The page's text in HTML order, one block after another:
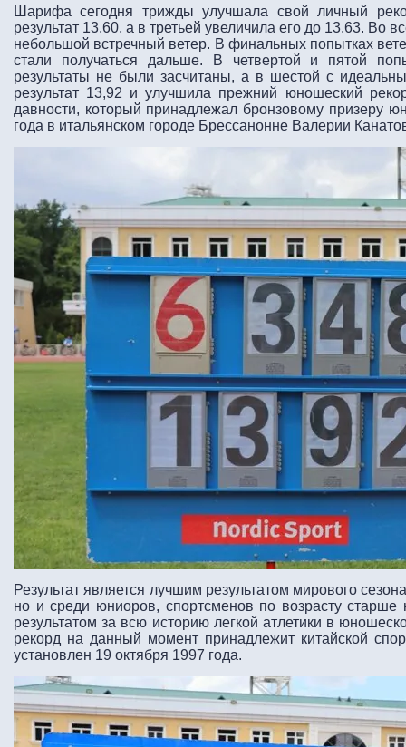
Шарифа сегодня трижды улучшала свой личный
результат 13,60, а в третьей увеличила его до 13,63. Во
небольшой встречный ветер. В финальных попытках
стали получаться дальше. В четвертой и пятой
результаты не были засчитаны, а в шестой с
результат 13,92 и улучшила прежний юношеский
давности, который принадлежал бронзовому призеру
года в итальянском городе Брессанонне Валерии
Результат является лучшим результатом мирового
но и среди юниоров, спортсменов по возрасту старше
результатом за всю историю легкой атлетики в
рекорд на данный момент принадлежит китайской
установлен 19 октября 1997 года.